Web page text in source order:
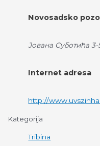
Novosadsko
Јована Суботића
Internet adresa
http://
Kategorija
Tribina